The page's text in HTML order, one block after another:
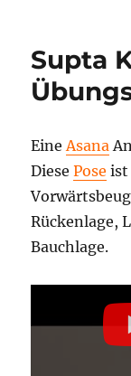
Supta
EineAsana
DiesePose ist
Rückenlage,
Bauchlage.
„1438
YOUTUBE